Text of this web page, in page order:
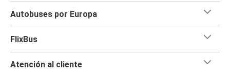
Autobuses por Europa
FlixBus
Atención al cliente